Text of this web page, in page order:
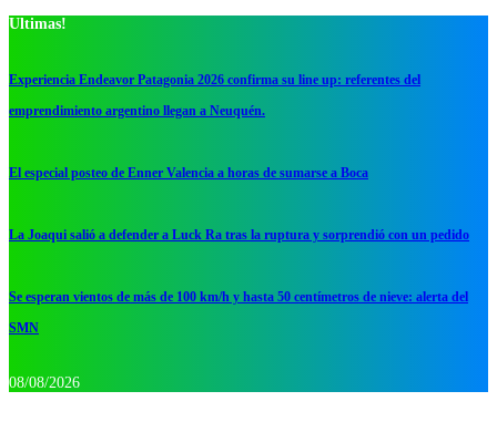
Ultimas!
Experiencia Endeavor Patagonia 2026 confirma su line up: referentes del
emprendimiento argentino llegan a Neuquén.
El especial posteo de Enner Valencia a horas de sumarse a Boca
La Joaqui salió a defender a Luck Ra tras la ruptura y sorprendió con un pedido
Se esperan vientos de más de 100 km/h y hasta 50 centímetros de nieve: alerta del
SMN
08/08/2026